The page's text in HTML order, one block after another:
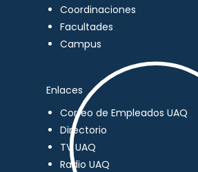
Coordinaciones
Facultades
Campus
Enlaces
Correo de Empleados UAQ
Directorio
TV UAQ
Radio UAQ